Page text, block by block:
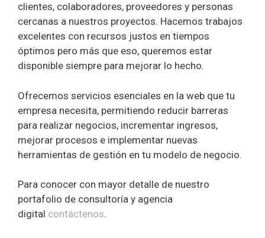
clientes, colaboradores, proveedores y personas
cercanas a nuestros proyectos. Hacemos trabajos
excelentes con recursos justos en tiempos
óptimos pero más que eso, queremos estar
disponible siempre para mejorar lo hecho.
Ofrecemos servicios esenciales en la web que tu
empresa necesita, permitiendo reducir barreras
para realizar negocios, incrementar ingresos,
mejorar procesos e implementar nuevas
herramientas de gestión en tu modelo de negocio.
Para conocer con mayor detalle de nuestro
portafolio de consultoría y agencia
digital contáctenos.